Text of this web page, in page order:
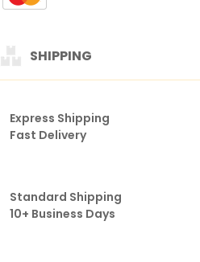
SHIPPING
Express Shipping
Fast Delivery
Standard Shipping
10+ Business Days